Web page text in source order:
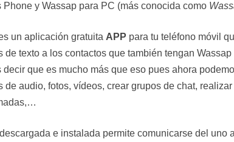
Phone y Wassap para PC (más conocida como
un aplicación gratuita APP para tu teléfono móvil
de texto a los contactos que también tengan
decir que es mucho más que eso pues ahora
de audio, fotos, vídeos, crear grupos de chat,
e instalada permite comunicarse del uno